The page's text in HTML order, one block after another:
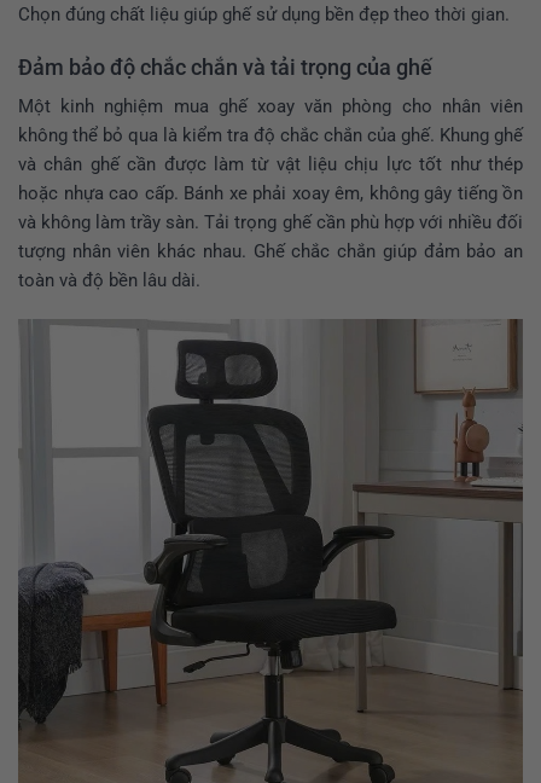
Chọn đúng chất liệu giúp ghế sử dụng bền đẹp theo thời gian.
Đảm bảo độ chắc chắn và tải trọng của ghế
Một kinh nghiệm mua ghế xoay văn phòng cho nhân viên
không thể bỏ qua là kiểm tra độ chắc chắn của ghế. Khung ghế
và chân ghế cần được làm từ vật liệu chịu lực tốt như thép
hoặc nhựa cao cấp. Bánh xe phải xoay êm, không gây tiếng ồn
và không làm trầy sàn. Tải trọng ghế cần phù hợp với nhiều đối
tượng nhân viên khác nhau. Ghế chắc chắn giúp đảm bảo an
toàn và độ bền lâu dài.